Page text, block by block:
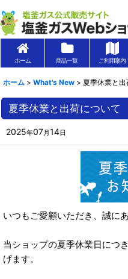
ホーム 商品一覧 ご利用案内
ホーム > What's New > 夏季休業と
夏季休業と出荷について
2025年07月14日
いつもご愛顧いただき、誠に
当ショップの夏季休業日につ
げます。